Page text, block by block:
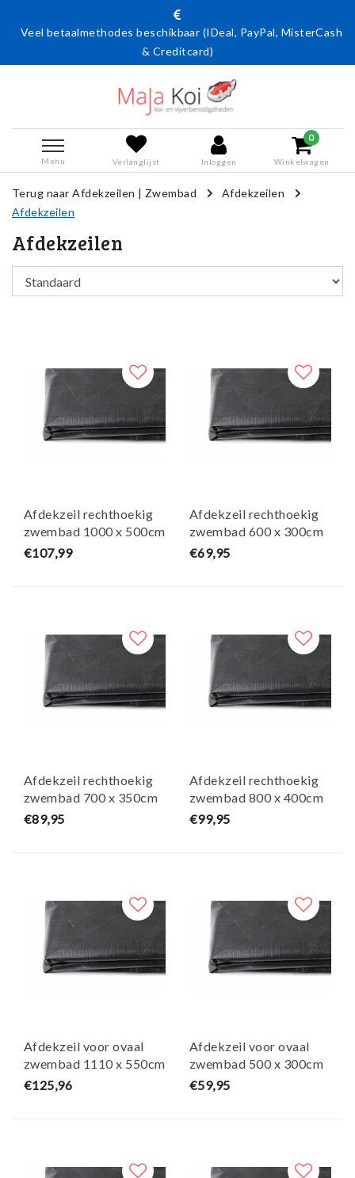
(IDeal, PayPal, MisterCash
Actie: 15% korting
Menu Verlanglijst Inloggen
0
Winkelwagen
Terug naar Afdekzeilen | Zwembad
Afdekzeilen
Afdekzeilen
Afdekzeilen
Afdekzeil rechthoekig
zwembad 1000 x 500cm
(zeilmaat 1060 x 560)
€107,99
Afdekzeil rechthoekig
zwembad 600 x 300cm
(zeilmaat 660 x 360)
€69,95
Afdekzeil rechthoekig
zwembad 700 x 350cm
(zeilmaat 760 x 410)
€89,95
Afdekzeil rechthoekig
zwembad 800 x 400cm
(zeilmaat 860 x 460)
€99,95
Afdekzeil voor ovaal
zwembad 1110 x 550cm
(zeilmaat 1170 x 610)
€125,96
Afdekzeil voor ovaal
zwembad 500 x 300cm
(zeilmaat 560 x 360)
€59,95